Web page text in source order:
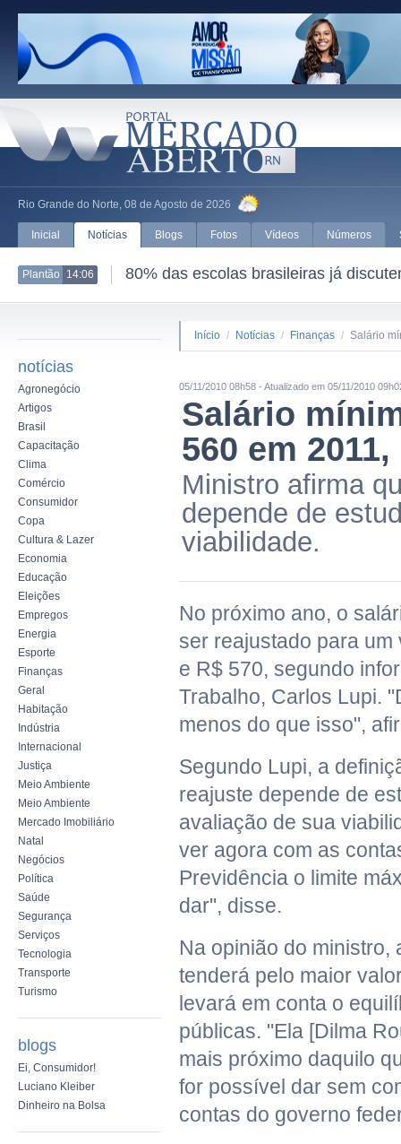
Rio Grande do Norte, 08 de Agosto de 2026
Inicial Notícias Blogs Fotos Vídeos Números
Plantão 14:06 80% das escolas brasileiras já
notícias
Agronegócio
Artigos
Brasil
Capacitação
Clima
Comércio
Consumidor
Copa
Cultura & Lazer
Economia
Educação
Eleições
Empregos
Energia
Esporte
Finanças
Geral
Habitação
Indústria
Internacional
Justiça
Meio Ambiente
Meio Ambiente
Mercado Imobiliário
Natal
Negócios
Política
Saúde
Segurança
Serviços
Tecnologia
Transporte
Turismo
blogs
Ei, Consumidor!
Luciano Kleiber
Dinheiro na Bolsa
Início / Notícias / Finanças / Salário
05/11/2010 08h58 - Atualizado em 05/11/2010
Salário
560 em
Ministro afirma
depende de
viabilidade.
No próximo ano, o
ser reajustado para
e R$ 570, segundo
Trabalho, Carlos Lupi.
menos do que isso",
Segundo Lupi, a
reajuste depende de
avaliação de sua
ver agora com as
Previdência o limite
dar", disse.
Na opinião do ministro,
tenderá pelo maior
levará em conta o
públicas. "Ela [Dilma
mais próximo daquilo
for possível dar sem
contas do governo